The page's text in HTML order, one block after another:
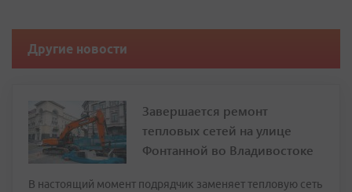
Другие новости
Завершается ремонт
тепловых сетей на улице
Фонтанной во Владивостоке
В настоящий момент подрядчик заменяет тепловую сеть